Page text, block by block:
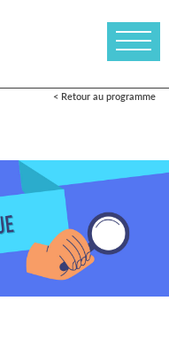
< Retour au programme